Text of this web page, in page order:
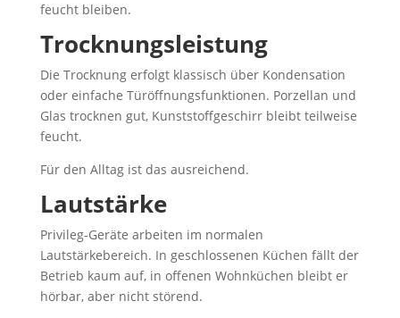
feucht bleiben.
Trocknungsleistung
Die Trocknung erfolgt klassisch über Kondensation
oder einfache Türöffnungsfunktionen. Porzellan und
Glas trocknen gut, Kunststoffgeschirr bleibt teilweise
feucht.
Für den Alltag ist das ausreichend.
Lautstärke
Privileg-Geräte arbeiten im normalen
Lautstärkebereich. In geschlossenen Küchen fällt der
Betrieb kaum auf, in offenen Wohnküchen bleibt er
hörbar, aber nicht störend.